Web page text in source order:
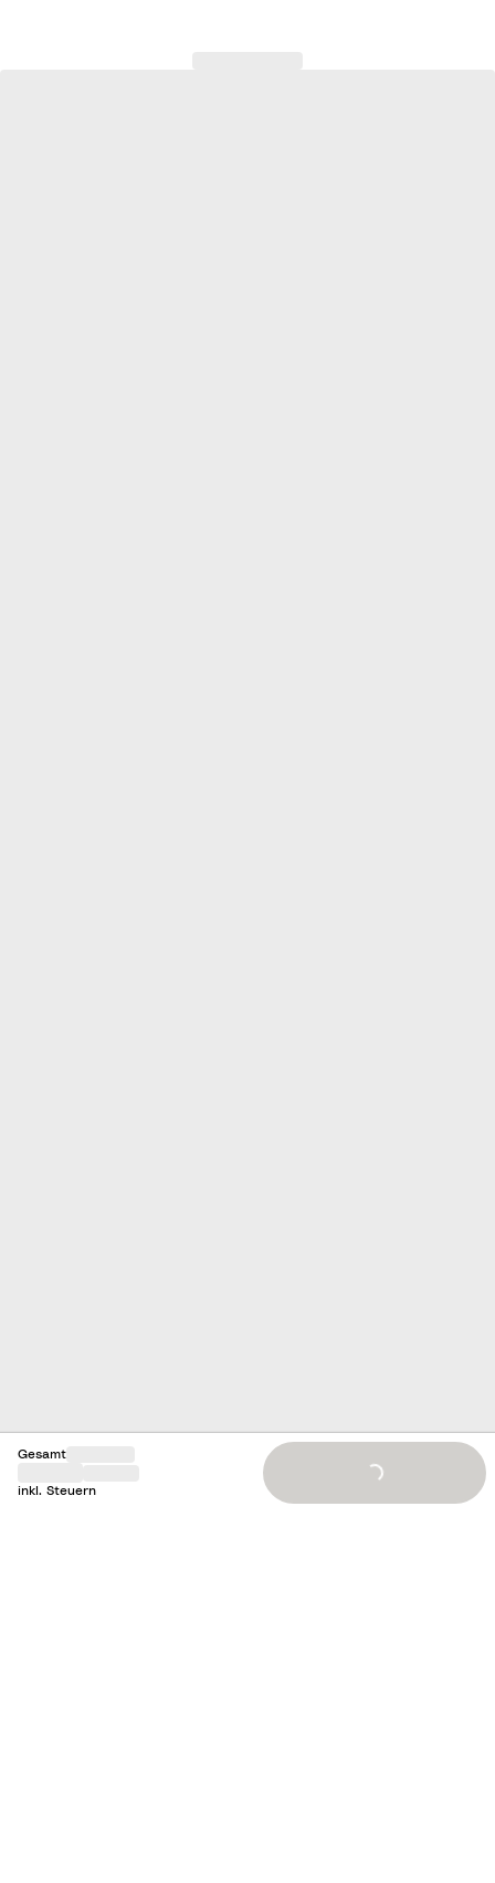
Gesamt
inkl. Steuern
Loading...